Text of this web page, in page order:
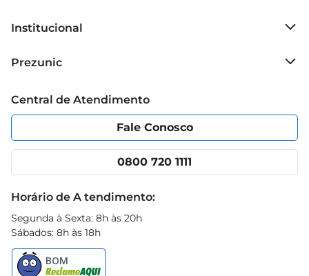
Institucional
Grupo Cencosud
Política de Privacidade
Portal do fornecedor
Cencosud Media
Prezunic
Código de Ética
App Prezunic
Central de Atendimento
Fale Conosco
0800 720 1111
Horário de A tendimento:
Segunda à Sexta: 8h às 20h
Sábados: 8h às 18h